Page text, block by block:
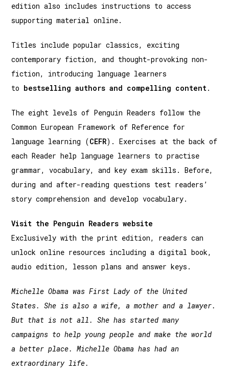
edition also includes instructions to access
supporting material online.
Titles include popular classics, exciting
contemporary fiction, and thought-provoking non-
fiction, introducing language learners
to bestselling authors and compelling content.
The eight levels of Penguin Readers follow the
Common European Framework of Reference for
language learning (CEFR). Exercises at the back of
each Reader help language learners to practise
grammar, vocabulary, and key exam skills. Before,
during and after-reading questions test readers’
story comprehension and develop vocabulary.
Visit the Penguin Readers website
Exclusively with the print edition, readers can
unlock online resources including a digital book,
audio edition, lesson plans and answer keys.
Michelle Obama was First Lady of the United
States. She is also a wife, a mother and a lawyer.
But that is not all. She has started many
campaigns to help young people and make the world
a better place. Michelle Obama has had an
extraordinary life.